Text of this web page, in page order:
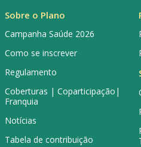
Sobre o Plano
Campanha Saúde 2026
Como se inscrever
Regulamento
Coberturas | Coparticipação|
Franquia
Notícias
Tabela de contribuição